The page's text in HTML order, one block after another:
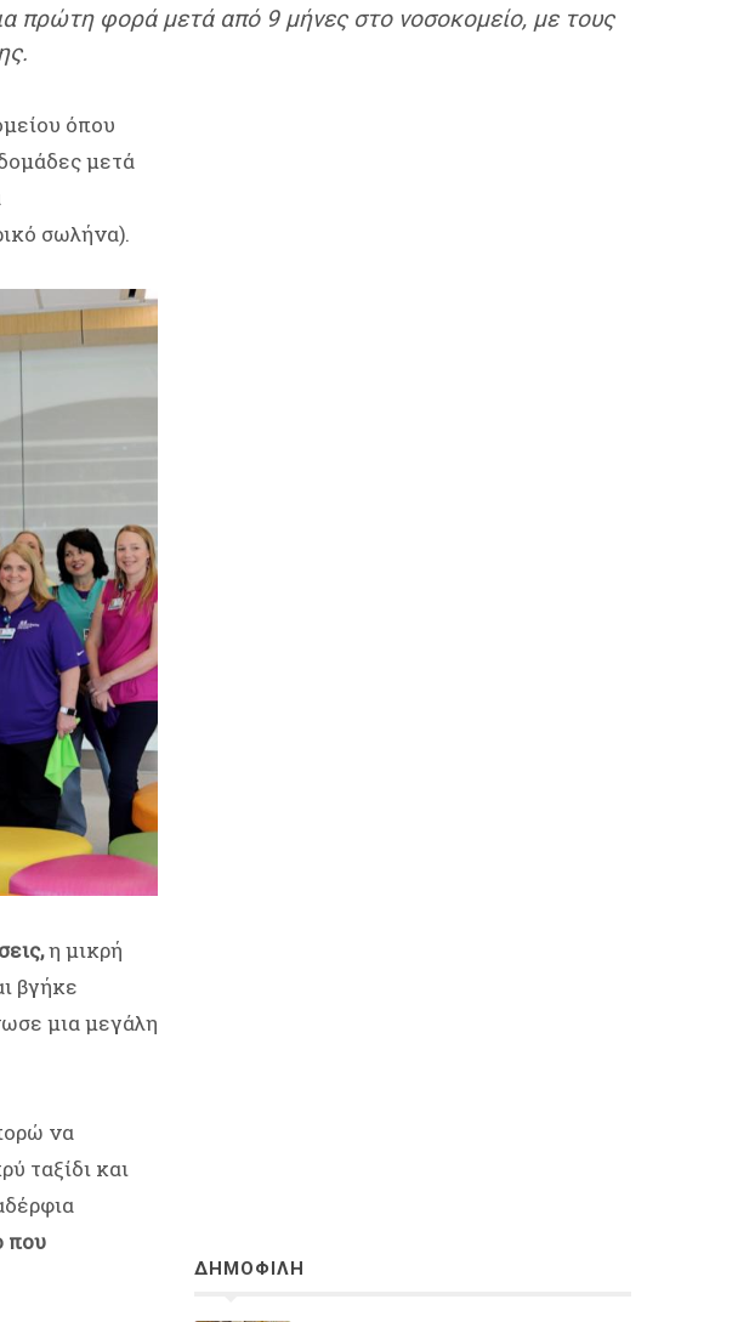
πρώτη φορά μετά από 9 μήνες στο νοσοκομείο, με τους
όπου
μετά
σωλήνα).
η μικρή
βγήκε
μια μεγάλη
να
ταξίδι και
που
ΔΗΜΟΦΙΛΗ